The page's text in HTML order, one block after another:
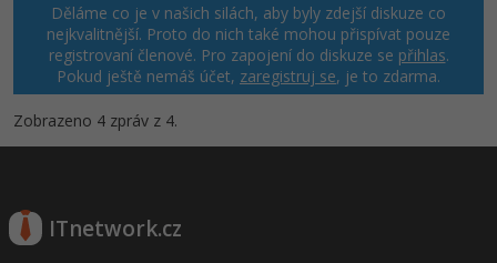
Děláme co je v našich silách, aby byly zdejší diskuze co
nejkvalitnější. Proto do nich také mohou přispívat pouze
registrovaní členové. Pro zapojení do diskuze se přihlas.
Pokud ještě nemáš účet, zaregistruj se, je to zdarma.
Zobrazeno 4 zpráv z 4.
ITnetwork.cz